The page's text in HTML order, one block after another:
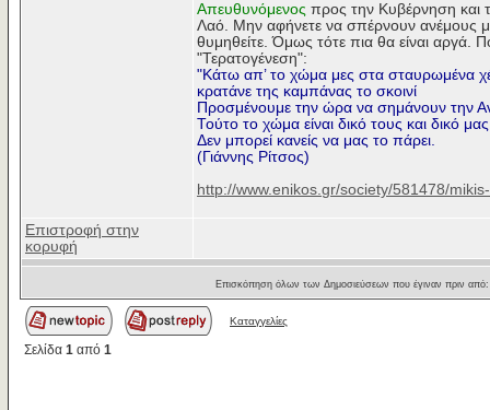
Απευθυνόμενος προς την Κυβέρνηση και
Λαό. Μην αφήνετε να σπέρνουν ανέμους
θυμηθείτε. Όμως τότε πια θα είναι αργά.
"Τερατογένεση":
"Κάτω απ’ το χώμα μες στα σταυρωμένα
κρατάνε της καμπάνας το σκοινί
Προσμένουμε την ώρα να σημάνουν την
Τούτο το χώμα είναι δικό τους και δικό
Δεν μπορεί κανείς να μας το πάρει.
(Γιάννης Ρίτσος)
http://www.enikos.gr/society/581478/
Επιστροφή στην
κορυφή
Επισκόπηση όλων των Δημοσιεύσεων που έγιναν πριν
Καταγγελίες
Σελίδα 1 από 1